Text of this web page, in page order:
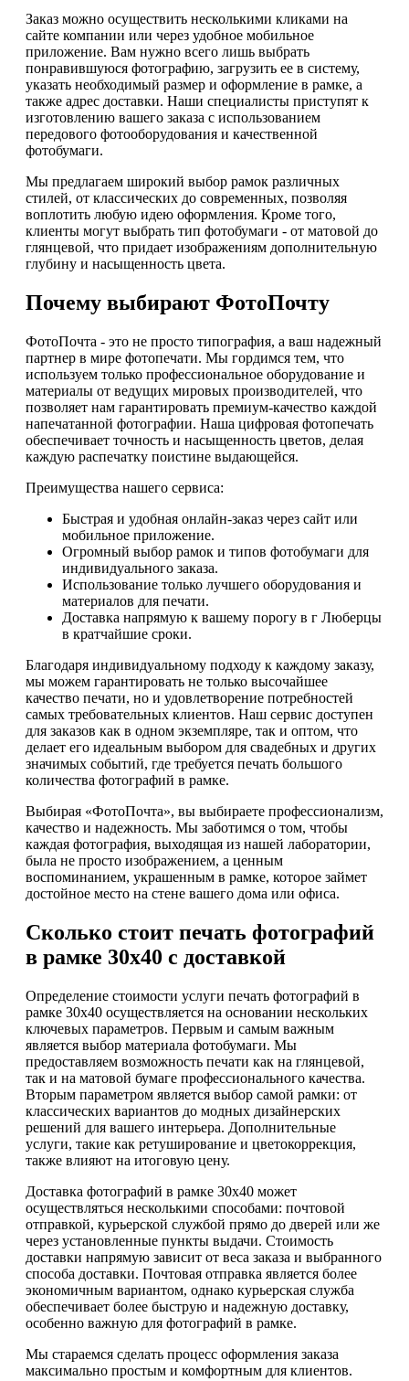
Заказ можно осуществить несколькими кликами на
сайте компании или через удобное мобильное
приложение. Вам нужно всего лишь выбрать
понравившуюся фотографию, загрузить ее в систему,
указать необходимый размер и оформление в рамке, а
также адрес доставки. Наши специалисты приступят к
изготовлению вашего заказа с использованием
передового фотооборудования и качественной
фотобумаги.
Мы предлагаем широкий выбор рамок различных
стилей, от классических до современных, позволяя
воплотить любую идею оформления. Кроме того,
клиенты могут выбрать тип фотобумаги - от матовой до
глянцевой, что придает изображениям дополнительную
глубину и насыщенность цвета.
Почему выбирают ФотоПочту
ФотоПочта - это не просто типография, а ваш надежный
партнер в мире фотопечати. Мы гордимся тем, что
используем только профессиональное оборудование и
материалы от ведущих мировых производителей, что
позволяет нам гарантировать премиум-качество каждой
напечатанной фотографии. Наша цифровая фотопечать
обеспечивает точность и насыщенность цветов, делая
каждую распечатку поистине выдающейся.
Преимущества нашего сервиса:
Быстрая и удобная онлайн-заказ через сайт или
мобильное приложение.
Огромный выбор рамок и типов фотобумаги для
индивидуального заказа.
Использование только лучшего оборудования и
материалов для печати.
Доставка напрямую к вашему порогу в г Люберцы
в кратчайшие сроки.
Благодаря индивидуальному подходу к каждому заказу,
мы можем гарантировать не только высочайшее
качество печати, но и удовлетворение потребностей
самых требовательных клиентов. Наш сервис доступен
для заказов как в одном экземпляре, так и оптом, что
делает его идеальным выбором для свадебных и других
значимых событий, где требуется печать большого
количества фотографий в рамке.
Выбирая «ФотоПочта», вы выбираете профессионализм,
качество и надежность. Мы заботимся о том, чтобы
каждая фотография, выходящая из нашей лаборатории,
была не просто изображением, а ценным
воспоминанием, украшенным в рамке, которое займет
достойное место на стене вашего дома или офиса.
Сколько стоит печать фотографий
в рамке 30х40 с доставкой
Определение стоимости услуги печать фотографий в
рамке 30х40 осуществляется на основании нескольких
ключевых параметров. Первым и самым важным
является выбор материала фотобумаги. Мы
предоставляем возможность печати как на глянцевой,
так и на матовой бумаге профессионального качества.
Вторым параметром является выбор самой рамки: от
классических вариантов до модных дизайнерских
решений для вашего интерьера. Дополнительные
услуги, такие как ретуширование и цветокоррекция,
также влияют на итоговую цену.
Доставка фотографий в рамке 30х40 может
осуществляться несколькими способами: почтовой
отправкой, курьерской службой прямо до дверей или же
через установленные пункты выдачи. Стоимость
доставки напрямую зависит от веса заказа и выбранного
способа доставки. Почтовая отправка является более
экономичным вариантом, однако курьерская служба
обеспечивает более быструю и надежную доставку,
особенно важную для фотографий в рамке.
Мы стараемся сделать процесс оформления заказа
максимально простым и комфортным для клиентов.